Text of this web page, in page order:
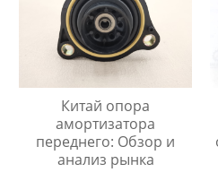
Китай опора
амортизатора
переднего: Обзор и
анализ рынка